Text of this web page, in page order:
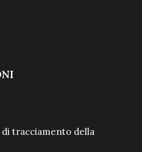
tracciamento della